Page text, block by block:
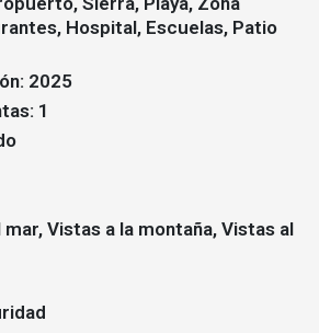
Hospital, Escuelas, Patio
2025
1